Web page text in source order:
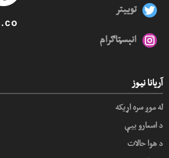
توییتر
انېسټاګرام
آریانا نیوز
له موږ سره اړیکه
د اسعارو بیې
د هوا حالات